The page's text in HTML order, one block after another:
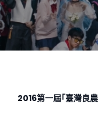
2016第一屆｢臺灣良